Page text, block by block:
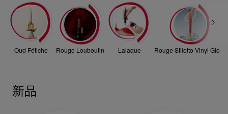
Oud Fétiche Rouge Louboutin Lalaque Rouge Stiletto Vinyl Gloss
新品